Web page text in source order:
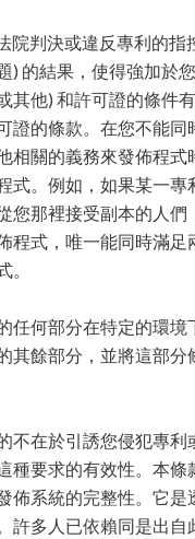
院判決或違反專利的指
) 的結果，使得強加於
其他) 和許可證的條件
證的條款。在您不能同
相關的義務來發佈程式
式。例如，如果某一專
您那裡接受副本的人們
程式，唯一能同時滿足
。
任何部分在特定的環境
其餘部分，並將這部分
不在於引誘您侵犯專利
種要求的有效性。本條
佈系統的完整性。它是
許多人已依賴同是出自